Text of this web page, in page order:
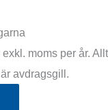
moms per år. Allt
avdragsgill.